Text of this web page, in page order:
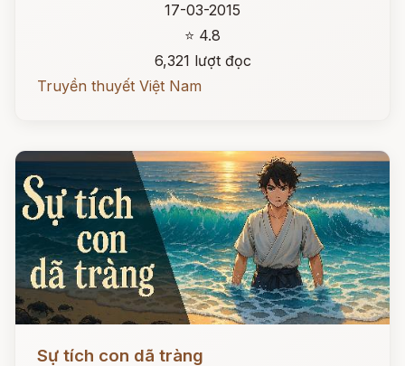
17-03-2015
⭐ 4.8
6,321 lượt đọc
Truyền thuyết Việt Nam
Sự tích con dã tràng